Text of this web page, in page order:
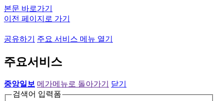
본문 바로가기
이전 페이지로 가기
공유하기 주요 서비스 메뉴 열기
주요서비스
중앙일보 메가메뉴로 돌아가기
닫기
검색어 입력폼